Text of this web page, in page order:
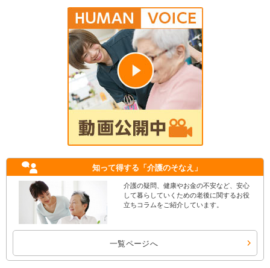
知って得する 「介護のそなえ」
介護の疑問、健康やお金の不安など、安心
して暮らしていくための老後に関するお役
立ちコラムをご紹介しています。
一覧ページへ